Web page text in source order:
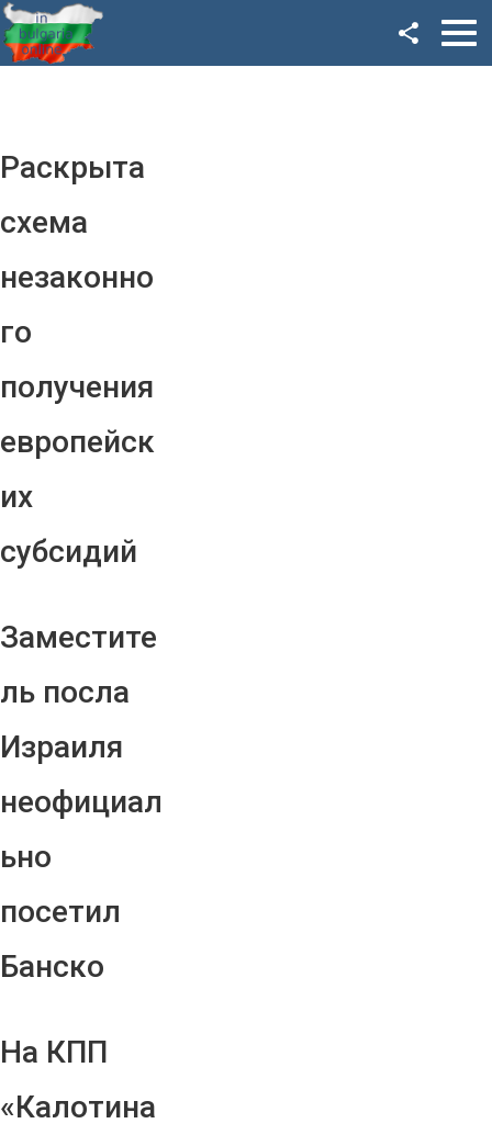
Раскрыта
схема
незаконно
го
получения
европейск
их
субсидий
Заместите
ль посла
Израиля
неофициал
ьно
посетил
Банско
На КПП
«Калотина